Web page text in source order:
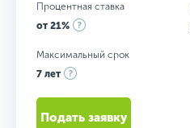
Процентная ставка
от 21%
Максимальный срок
7 лет
Подать заявку